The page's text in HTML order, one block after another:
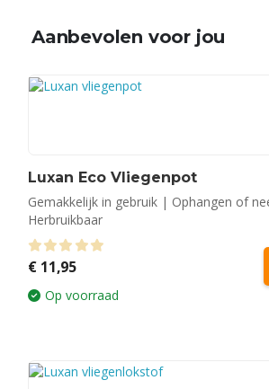
Aanbevolen voor jou
Luxan Eco Vliegenpot
Gemakkelijk in gebruik | Ophangen of
Herbruikbaar
0 out of 5
€11,95
Op voorraad